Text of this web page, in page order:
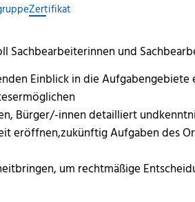
Zertifikat
Sachbearbeiterinnen und
Einblick in die Aufgabengebiete
Bürger/-innen detailliert
eröffnen,zukünftig Aufgaben des
um rechtmäßige